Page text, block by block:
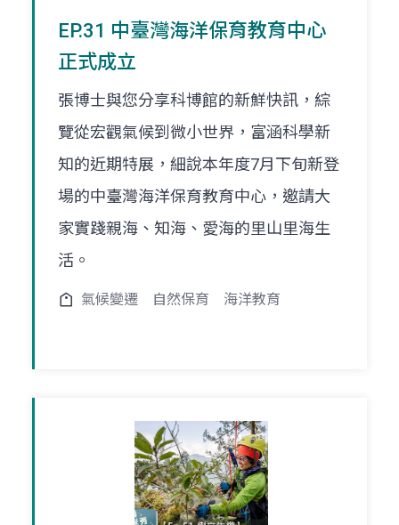
EP.31 中臺灣海洋保育教育中心
正式成立
張博士與您分享科博館的新鮮快訊，綜
覽從宏觀氣候到微小世界，富涵科學新
知的近期特展，細說本年度7月下旬新登
場的中臺灣海洋保育教育中心，邀請大
家實踐親海、知海、愛海的里山里海生
活。
氣候變遷 自然保育 海洋教育